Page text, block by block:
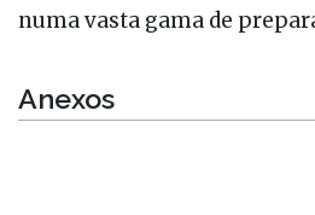
numa vasta gama de
Anexos